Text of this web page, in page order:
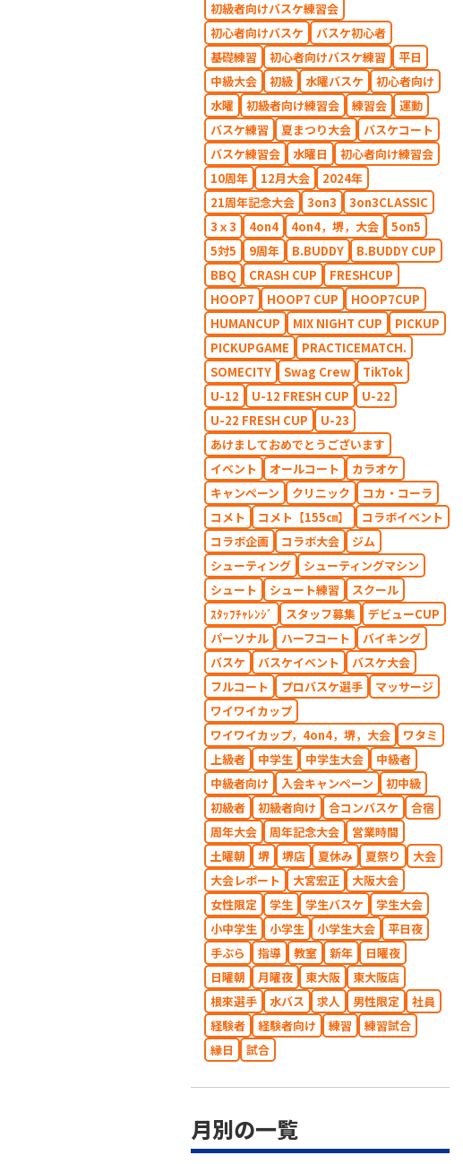
初級者向けバスケ練習会
初心者向けバスケ
バスケ初心者
基礎練習
初心者向けバスケ練習
平日
中級大会
初級 水曜バスケ
初心者向け
水曜
初級者向け練習会 練習会
運動
バスケ練習
夏まつり大会
バスケコート
バスケ練習会
水曜日
初心者向け練習会
10周年
12月大会
2024年
21周年記念大会
3on3
3on3CLASSIC
3ｘ3
4on4 4on4，堺，大会
5on5
5対5
9周年 B.BUDDY
B.BUDDY CUP
BBQ
CRASH CUP
FRESHCUP
HOOP7
HOOP7 CUP
HOOP7CUP
HUMANCUP
MIX NIGHT CUP
PICKUP
PICKUPGAME
PRACTICEMATCH.
SOMECITY
Swag Crew
TikTok
U-12
U-12 FRESH CUP
U-22
U-22 FRESH CUP
U-23
あけましておめでとうございます
イベント
オールコート
カラオケ
キャンペーン
クリニック
コカ・コーラ
コメト
コメト【155㎝】
コラボイベント
コラボ企画
コラボ大会
ジム
シューティング
シューティングマシン
シュート
シュート練習
スクール
ｽﾀｯﾌﾁｬﾚﾝｼﾞ
スタッフ募集
デビューCUP
パーソナル
ハーフコート
バイキング
バスケ
バスケイベント
バスケ大会
フルコート
プロバスケ選手
マッサージ
ワイワイカップ
ワイワイカップ，4on4，堺，大会
ワタミ
上級者
中学生 中学生大会
中級者
中級者向け
入会キャンペーン
初中級
初級者
初級者向け 合コンバスケ
合宿
周年大会
周年記念大会
営業時間
土曜朝
堺 堺店 夏休み 夏祭り
大会
大会レポート
大宮宏正
大阪大会
女性限定
学生 学生バスケ
学生大会
小中学生
小学生 小学生大会
平日夜
手ぶら
指導 教室 新年
日曜夜
日曜朝
月曜夜 東大阪
東大阪店
根來選手
水バス 求人 男性限定
社員
経験者
経験者向け 練習
練習試合
縁日
試合
月別の一覧